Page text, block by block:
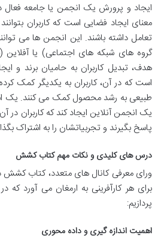
ایجاد و پرورش یک انجمن یا جامعه فعال
معنای ایجاد فضایی است که کاربران
تعامل داشته باشند. این انجمن ها می
گروه های شبکه های اجتماعی) یا
هدف، تبدیل کاربران به حامیان برند و
است که در آن، کاربران به یکدیگر کمک
طبیعی به رشد محصول کمک می کنند. یک
یک انجمن آنلاین ایجاد کند که کاربران در
پاسخ بگیرند و تجربیاتشان را به اشتراک
درس های کلیدی و نکات مهم کتاب کشش
ورای معرفی کانال های متعدد، کتاب
برای هر کارآفرینی به ارمغان می آورد که
پردازیم:
اهمیت اندازه گیری و داده محوری